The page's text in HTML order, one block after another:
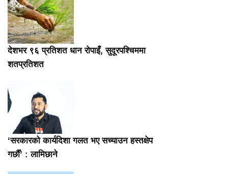
देशभर ९६ प्रतिशत धान रोपाइँ, सुदूरपश्चिममा
शतप्रतिशत
‘सरकारको कार्यदिशा गलत भए सच्याउन हस्तक्षेप
गर्छौँ’ : लामिछाने